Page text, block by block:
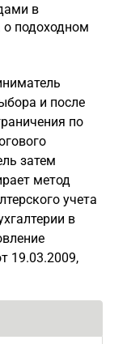
в
о подоходном
и после
по
затем
метод
учета
в
19.03.2009,